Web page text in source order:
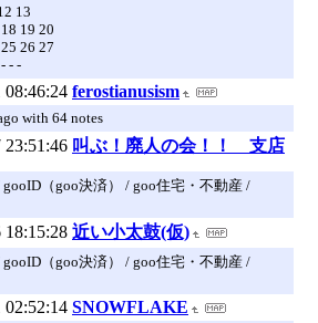
13
19 20
26 27
- -
08:46:24 ferostianusism
with 64 notes
23:51:46 叫ぶ！廃人の会！！ 支店
（goo決済） / goo住宅・不動産 /
18:15:28 近い小太鼓(仮)
（goo決済） / goo住宅・不動産 /
02:52:14 SNOWFLAKE